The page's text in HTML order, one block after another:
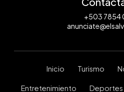
+503 7854
Inicio Turismo
Entretenimiento Deportes